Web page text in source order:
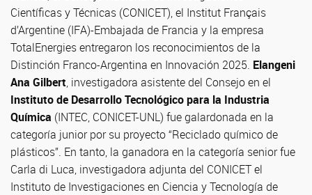
Científicas y Técnicas (CONICET), el Institut Français
d’Argentine (IFA)-Embajada de Francia y la empresa
TotalEnergies entregaron los reconocimientos de la
Distinción Franco-Argentina en Innovación 2025. Elangeni
Ana Gilbert, investigadora asistente del Consejo en el
Instituto de Desarrollo Tecnológico para la Industria
Química (INTEC, CONICET-UNL) fue galardonada en la
categoría junior por su proyecto “Reciclado químico de
plásticos”. En tanto, la ganadora en la categoría senior fue
Carla di Luca, investigadora adjunta del CONICET el
Instituto de Investigaciones en Ciencia y Tecnología de